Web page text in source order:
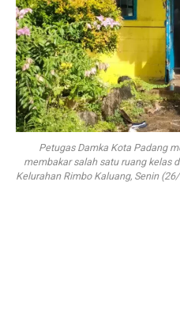
Petugas Damka Kota Padang
membakar salah satu ruang kelas
Kelurahan Rimbo Kaluang, Senin